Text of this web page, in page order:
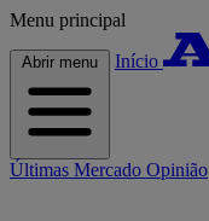
Menu principal
Abrir menu Início
Últimas Mercado Opinião